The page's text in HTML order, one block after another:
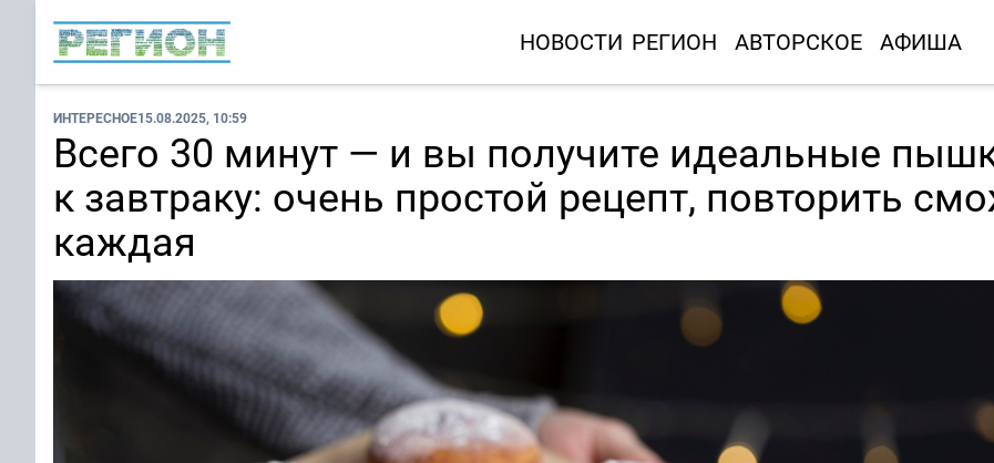
НОВОСТИ РЕГИОН АВТОРСКОЕ АФИША
ИНТЕРЕСНОЕ15.08.2025, 10:59
Всего 30 минут — и вы получите идеальные
к завтраку: очень простой рецепт, повторить
каждая